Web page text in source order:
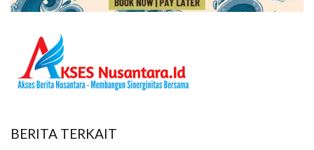
BERITA TERKAIT